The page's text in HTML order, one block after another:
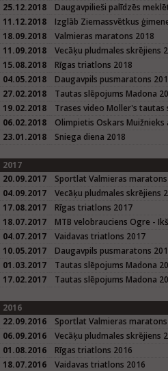
25.12.2018
Daugavpilieši palīdzēs
11.12.2018
Izglāb Ziemassvētkus
18.09.2018
Valmieras maratons 2018
11.09.2018
Vecāķu pludmales skrējiens
15.08.2018
Rīgas triatlons 2018
04.05.2018
Daugavpils pusmaratons
27.02.2018
Tautas slēpojums Madona
19.02.2018
Trases video Moller's tautas
06.02.2018
Olimpietis Oskars Muižnieks
23.01.2018
Sniega diena 2018
2017
20.09.2017
Sportlat Valmieras
04.09.2017
Vecāķu pludmales skrējiens
17.08.2017
Rīgas triatlons 2017
18.07.2017
MTB velobrauciens Ogre -
04.07.2017
Vaidavas triatlons 2017
10.05.2017
Daugavpils pusmaratons
01.03.2017
Tautas slēpojums Madona
17.02.2017
Tautas slēpojums Madona
2016
22.09.2016
Sportlat Valmieras
06.09.2016
Vecāķu pludmales skrējiens
01.08.2016
Rīgas triatlons 2016
18.07.2016
Vaidavas triatlons 2016